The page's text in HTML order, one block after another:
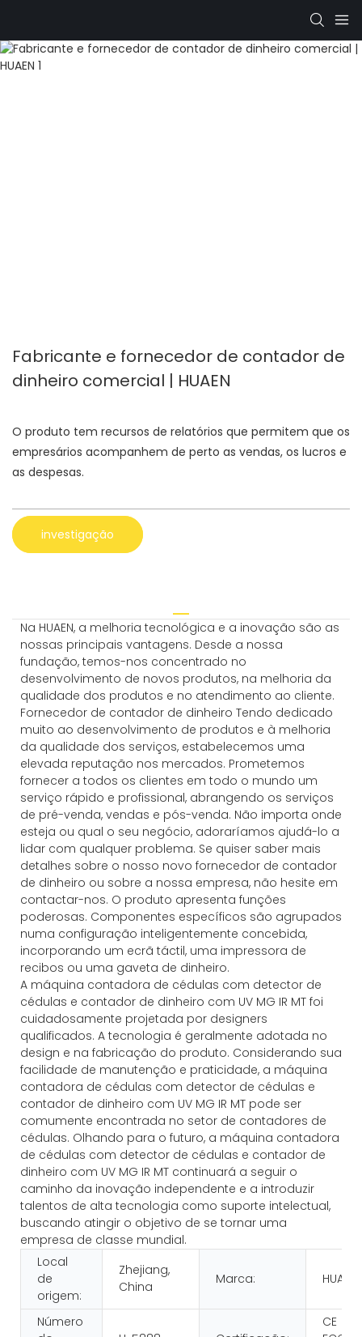
Fabricante e fornecedor de contador de
dinheiro comercial | HUAEN
O produto tem recursos de relatórios que permitem que os
empresários acompanhem de perto as vendas, os lucros e
as despesas.
investigação
Na HUAEN, a melhoria tecnológica e a inovação são as
nossas principais vantagens. Desde a nossa
fundação, temos-nos concentrado no
desenvolvimento de novos produtos, na melhoria da
qualidade dos produtos e no atendimento ao cliente.
Fornecedor de contador de dinheiro Tendo dedicado
muito ao desenvolvimento de produtos e à melhoria
da qualidade dos serviços, estabelecemos uma
elevada reputação nos mercados. Prometemos
fornecer a todos os clientes em todo o mundo um
serviço rápido e profissional, abrangendo os serviços
de pré-venda, vendas e pós-venda. Não importa onde
esteja ou qual o seu negócio, adoraríamos ajudá-lo a
lidar com qualquer problema. Se quiser saber mais
detalhes sobre o nosso novo fornecedor de contador
de dinheiro ou sobre a nossa empresa, não hesite em
contactar-nos. O produto apresenta funções
poderosas. Componentes específicos são agrupados
numa configuração inteligentemente concebida,
incorporando um ecrã táctil, uma impressora de
recibos ou uma gaveta de dinheiro.
A máquina contadora de cédulas com detector de
cédulas e contador de dinheiro com UV MG IR MT foi
cuidadosamente projetada por designers
qualificados. A tecnologia é geralmente adotada no
design e na fabricação do produto. Considerando sua
facilidade de manutenção e praticidade, a máquina
contadora de cédulas com detector de cédulas e
contador de dinheiro com UV MG IR MT pode ser
comumente encontrada no setor de contadores de
cédulas. Olhando para o futuro, a máquina contadora
de cédulas com detector de cédulas e contador de
dinheiro com UV MG IR MT continuará a seguir o
caminho da inovação independente e a introduzir
talentos de alta tecnologia como suporte intelectual,
buscando atingir o objetivo de se tornar uma
empresa de classe mundial.
Local
de
origem:
Zhejiang,
China
Marca: HUAEN
Número
CE